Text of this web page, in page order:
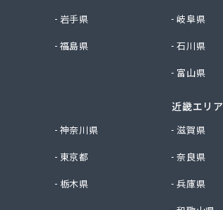
岩手県
福島県
神奈川県
東京都
栃木県
岐阜県
石川県
富山県
近畿エリア
滋賀県
奈良県
兵庫県